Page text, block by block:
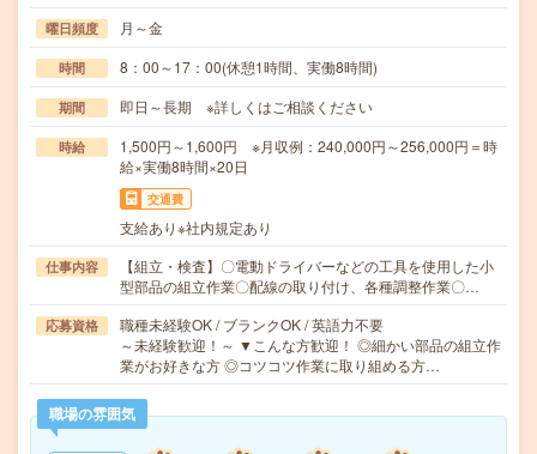
曜日頻度 月～金
時間 8：00～17：00(休憩1時間、実働8時間)
期間 即日～長期 ※詳しくはご相談ください
時給
1,500円～1,600円 ※月収例：240,000円～256,000円＝時
給×実働8時間×20日
交通費
支給あり※社内規定あり
仕事内容
【組立・検査】〇電動ドライバーなどの工具を使用した小
型部品の組立作業〇配線の取り付け、各種調整作業〇…
応募資格
職種未経験OK / ブランクOK / 英語力不要
～未経験歓迎！～ ▼こんな方歓迎！ ◎細かい部品の組立作
業がお好きな方 ◎コツコツ作業に取り組める方…
職場の雰囲気